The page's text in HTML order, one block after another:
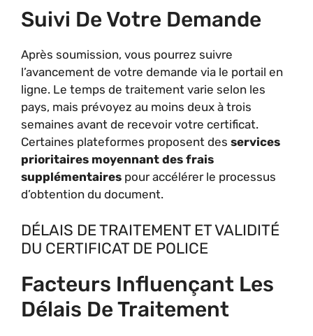
Suivi De Votre Demande
Après soumission, vous pourrez suivre
l’avancement de votre demande via le portail en
ligne. Le temps de traitement varie selon les
pays, mais prévoyez au moins deux à trois
semaines avant de recevoir votre certificat.
Certaines plateformes proposent des services
prioritaires moyennant des frais
supplémentaires pour accélérer le processus
d’obtention du document.
DÉLAIS DE TRAITEMENT ET VALIDITÉ
DU CERTIFICAT DE POLICE
Facteurs Influençant Les
Délais De Traitement